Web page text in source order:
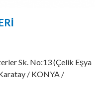
Sk. No:13 (Çelik Eşya
/ KONYA /